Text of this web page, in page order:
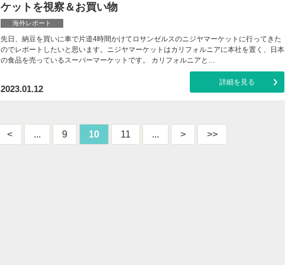
ケットを視察＆お買い物
海外レポート
先日、納豆を買いに車で片道4時間かけてロサンゼルスのニジヤマーケットに行ってきた
のでレポートしたいと思います。ニジヤマーケットはカリフォルニアに本社を置く、日本
の食品を売っているスーパーマーケットです。 カリフォルニアと…
2023.01.12
詳細を見る
< ... 9 10 11 ... > >>